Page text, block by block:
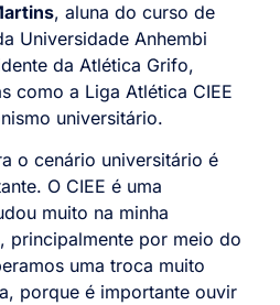
, aluna do curso de
Universidade Anhembi
da Atlética Grifo,
como a Liga Atlética CIEE
universitário.
o cenário universitário é
O CIEE é uma
muito na minha
principalmente por meio do
uma troca muito
porque é importante ouvir